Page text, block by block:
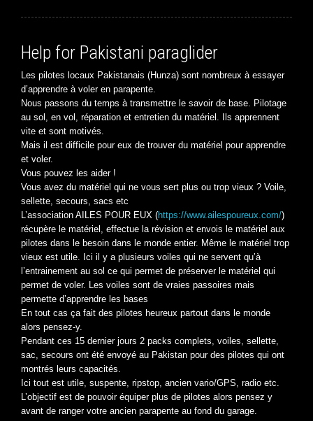
Help for Pakistani paraglider
Les pilotes locaux Pakistanais (Hunza) sont nombreux à essayer
d’apprendre à voler en parapente.
Nous passons du temps à transmettre le savoir de base. Pilotage
au sol, en vol, réparation et entretien du matériel. Ils apprennent
vite et sont motivés.
Mais il est difficile pour eux de trouver du matériel pour apprendre
et voler.
Vous pouvez les aider !
Vous avez du matériel qui ne vous sert plus ou trop vieux ? Voile,
sellette, secours, sacs etc
L’association AILES POUR EUX (https://www.ailespoureux.com/)
récupère le matériel, effectue la révision et envois le matériel aux
pilotes dans le besoin dans le monde entier. Même le matériel trop
vieux est utile. Ici il y a plusieurs voiles qui ne servent qu’à
l’entrainement au sol ce qui permet de préserver le matériel qui
permet de voler. Les voiles sont de vraies passoires mais
permette d’apprendre les bases
En tout cas ça fait des pilotes heureux partout dans le monde
alors pensez-y.
Pendant ces 15 dernier jours 2 packs complets, voiles, sellette,
sac, secours ont été envoyé au Pakistan pour des pilotes qui ont
montrés leurs capacités.
Ici tout est utile, suspente, ripstop, ancien vario/GPS, radio etc.
L’objectif est de pouvoir équiper plus de pilotes alors pensez y
avant de ranger votre ancien parapente au fond du garage.